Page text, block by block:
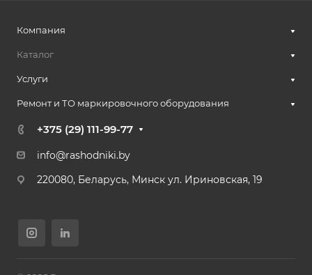
Компания
Каталог
Услуги
Ремонт и ТО маркировочного оборудования
+375 (29) 111-99-77
info@rashodniki.by
220080, Беларусь, Минск ул. Ириновская, 19